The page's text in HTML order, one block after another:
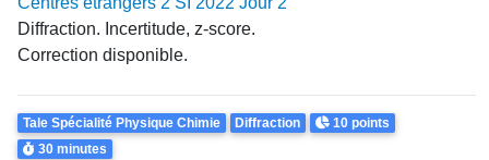
Diffraction. Incertitude, z-score.
Correction disponible.
Theme
Tale Spécialité Physique Chimie Diffraction Points
10 points
Durée
30 minutes